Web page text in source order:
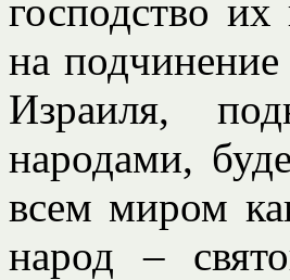
господство
на
Израиля,
народами,
всем миром
народ –